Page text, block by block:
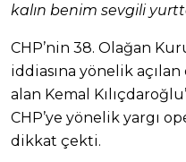
kalın benim sevgili
CHP’nin 38. Olağan
iddiasına yönelik
alan Kemal
CHP’ye yönelik yargı
dikkat çekti.